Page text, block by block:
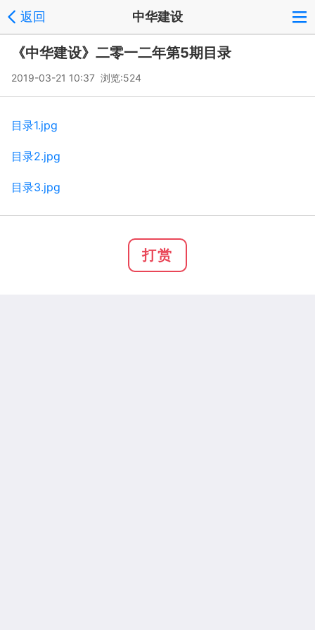
返回 中华建设
《中华建设》二零一二年第5期目录
2019-03-21 10:37 浏览:524
目录1.jpg
目录2.jpg
目录3.jpg
打赏